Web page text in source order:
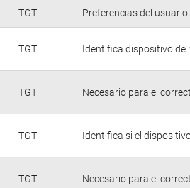
TGT Preferencias del
TGT Identifica dispositivo de
TGT Necesario para el
TGT Identifica si el
TGT Necesario para el